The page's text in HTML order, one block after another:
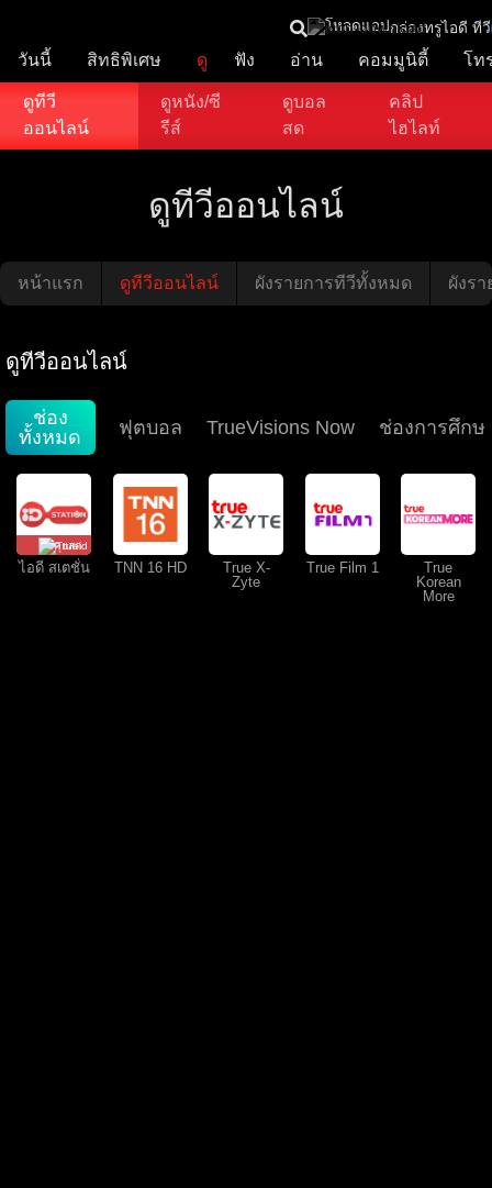
โหลดแอปกล่องทรูไอดี ทีวี
วันนี้ สิทธิพิเศษ ดู ฟัง อ่าน คอมมูนิตี้ โท
ดูทีวี
ออนไลน์
ดูหนัง/ซี
รีส์
ดูบอล
สด
คลิป
ไฮไลท์
ดูทีวีออนไลน์
หน้าแรก ดูทีวีออนไลน์ ผังรายการทีวีทั้งหมด ผังร
ดูทีวีออนไลน์
ช่อง
ทั้งหมด
ฟุตบอล TrueVisions Now ช่องการศึกษ
คุยสด
ไอดี สเตชั่น TNN 16 HD
True X-
Zyte
True Film 1
True
Korean
More